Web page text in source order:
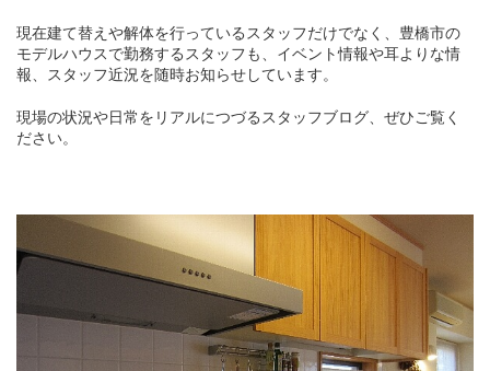
現在建て替えや解体を行っているスタッフだけでなく、豊橋市の
モデルハウスで勤務するスタッフも、イベント情報や耳よりな情
報、スタッフ近況を随時お知らせしています。
現場の状況や日常をリアルにつづるスタッフブログ、ぜひご覧く
ださい。